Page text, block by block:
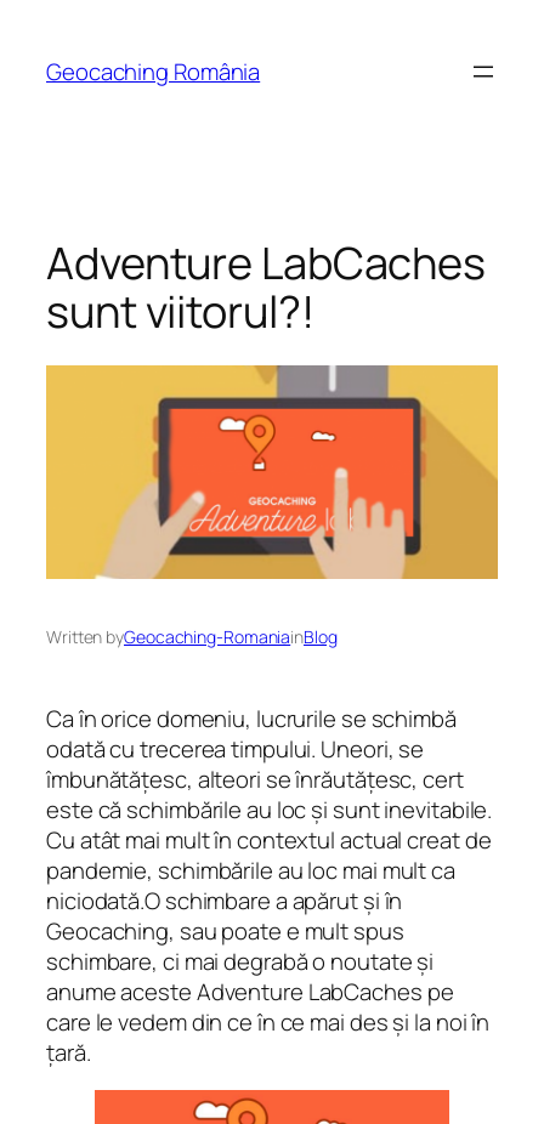
content
Geocaching România
Adventure LabCaches
sunt viitorul?!
Written byGeocaching-RomaniainBlog
Ca în orice domeniu, lucrurile se schimbă
odată cu trecerea timpului. Uneori, se
îmbunătățesc, alteori se înrăutățesc, cert
este că schimbările au loc și sunt inevitabile.
Cu atât mai mult în contextul actual creat de
pandemie, schimbările au loc mai mult ca
niciodată.O schimbare a apărut și în
Geocaching, sau poate e mult spus
schimbare, ci mai degrabă o noutate și
anume aceste Adventure LabCaches pe
care le vedem din ce în ce mai des și la noi în
țară.